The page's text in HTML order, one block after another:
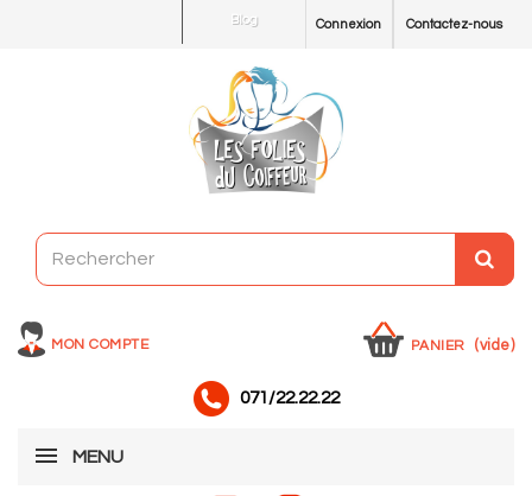
Contactez-nous
Connexion
Blog
MON COMPTE PANIER (vide)
071/22.22.22
MENU